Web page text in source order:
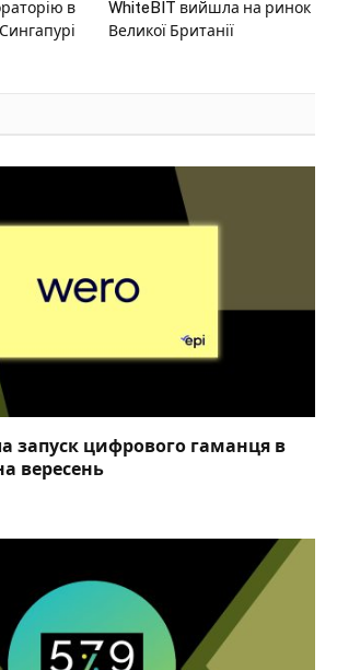
в
Сингапурі
WhiteBIT вийшла на ринок
Великої Британії
запуск цифрового гаманця в
вересень